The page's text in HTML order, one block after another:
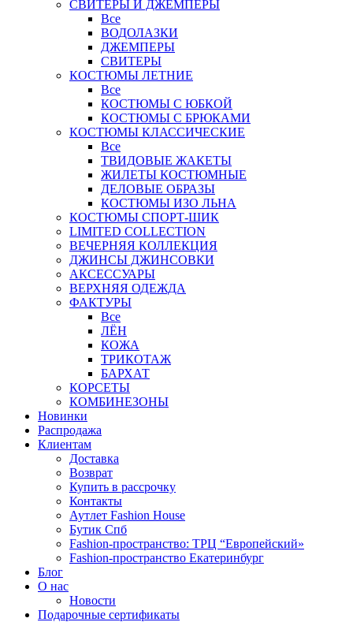
СВИТЕРЫ И ДЖЕМПЕРЫ
Все
ВОДОЛАЗКИ
ДЖЕМПЕРЫ
СВИТЕРЫ
КОСТЮМЫ ЛЕТНИЕ
Все
КОСТЮМЫ С ЮБКОЙ
КОСТЮМЫ С БРЮКАМИ
КОСТЮМЫ КЛАССИЧЕСКИЕ
Все
ТВИДОВЫЕ ЖАКЕТЫ
ЖИЛЕТЫ КОСТЮМНЫЕ
ДЕЛОВЫЕ ОБРАЗЫ
КОСТЮМЫ ИЗО ЛЬНА
КОСТЮМЫ СПОРТ-ШИК
LIMITED COLLECTION
ВЕЧЕРНЯЯ КОЛЛЕКЦИЯ
ДЖИНСЫ ДЖИНСОВКИ
АКСЕССУАРЫ
ВЕРХНЯЯ ОДЕЖДА
ФАКТУРЫ
Все
ЛЁН
КОЖА
ТРИКОТАЖ
БАРХАТ
КОРСЕТЫ
КОМБИНЕЗОНЫ
Новинки
Распродажа
Клиентам
Доставка
Возврат
Купить в рассрочку
Контакты
Аутлет Fashion House
Бутик Спб
Fashion-пространство: ТРЦ “Европейский»
Fashion-пространство Екатеринбург
Блог
О нас
Новости
Подарочные сертификаты